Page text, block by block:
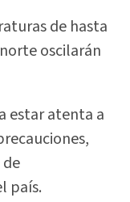
de hasta
oscilarán
estar atenta a
país.